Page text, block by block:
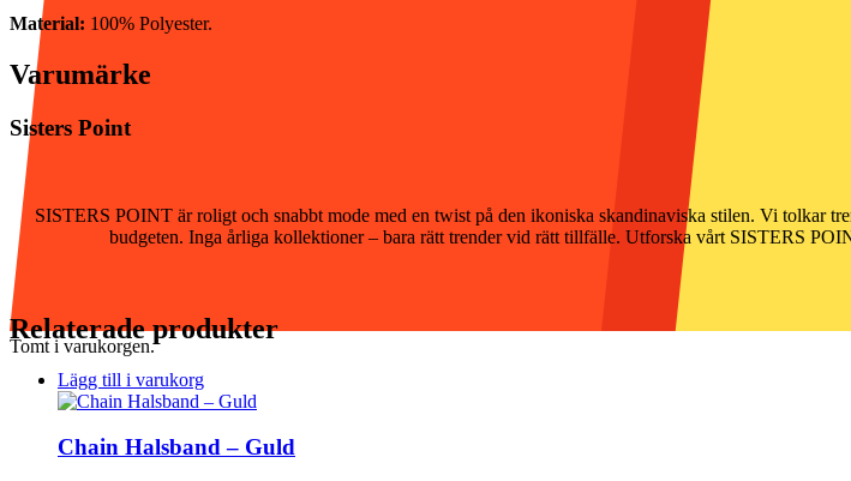
Tomt i varukorgen.
Material: 100% Polyester.
Varumärke
Sisters Point
SISTERS POINT är roligt och snabbt mode med en twist på den ikoniska skandinaviska stilen. Vi tolkar
budgeten. Inga årliga kollektioner – bara rätt trender vid rätt tillfälle. Utforska vårt SISTERS
Relaterade produkter
Lägg till i varukorg
Chain Halsband – Guld